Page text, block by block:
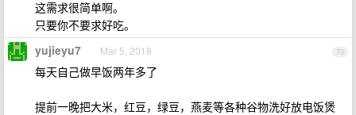
这需求很简单啊。
只要你不要求好吃。
70
yujieyu7 Mar 5, 2018
每天自己做早饭两年多了
提前一晚把大米，红豆，绿豆，燕麦等各种谷物洗好放电饭煲